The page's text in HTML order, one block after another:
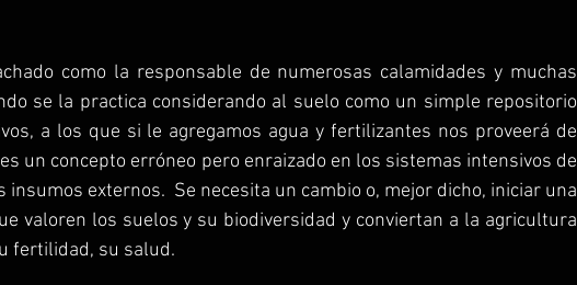
como la responsable de numerosas calamidades y muchas
se la practica considerando al suelo como un simple repositorio
a los que si le agregamos agua y fertilizantes nos proveerá de
un concepto erróneo pero enraizado en los sistemas intensivos de
insumos externos.  Se necesita un cambio o, mejor dicho, iniciar una
valoren los suelos y su biodiversidad y conviertan a la agricultura
fertilidad, su salud.